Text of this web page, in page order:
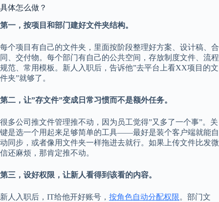
具体怎么做？
第一，按项目和部门建好文件夹结构。
每个项目有自己的文件夹，里面按阶段整理好方案、设计稿、合
同、交付物。每个部门有自己的公共空间，存放制度文件、流程
规范、常用模板。新人入职后，告诉他”去平台上看XX项目的文
件夹”就够了。
第二，让”存文件”变成日常习惯而不是额外任务。
很多公司推文件管理推不动，因为员工觉得”又多了一个事”。关
键是选一个用起来足够简单的工具——最好是装个客户端就能自
动同步，或者像用文件夹一样拖进去就行。如果上传文件比发微
信还麻烦，那肯定推不动。
第三，设好权限，让新人看得到该看的内容。
新人入职后，IT给他开好账号， 按角色自动分配权限。部门文